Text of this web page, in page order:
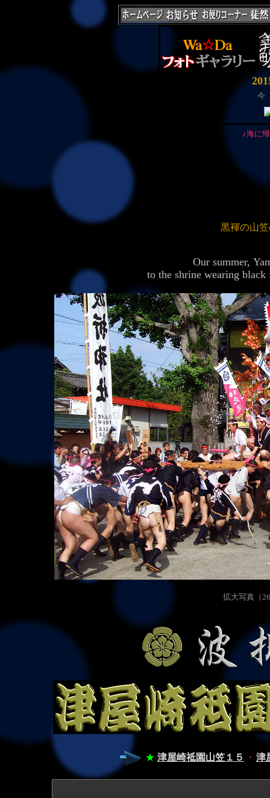
今
♪海に
黒褌の山
Our summer,
to the shrine wearing
拡大写真（
★ 津屋崎祗園山笠１５ ・ 津